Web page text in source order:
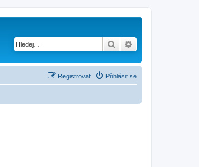
Hledat
Přihlásit se
Registrovat